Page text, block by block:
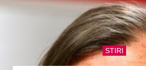
STIRI